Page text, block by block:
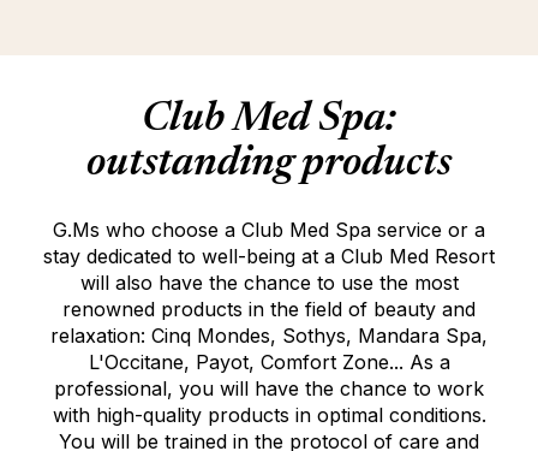
Club Med Spa:
outstanding products
G.Ms who choose a Club Med Spa service or a
stay dedicated to well-being at a Club Med Resort
will also have the chance to use the most
renowned products in the field of beauty and
relaxation: Cinq Mondes, Sothys, Mandara Spa,
L'Occitane, Payot, Comfort Zone... As a
professional, you will have the chance to work
with high-quality products in optimal conditions.
You will be trained in the protocol of care and